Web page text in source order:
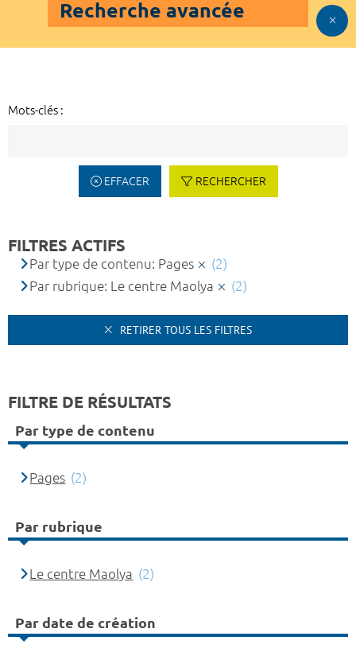
Recherche avancée
Mots-clés :
EFFACER RECHERCHER
FILTRES ACTIFS
Par type de contenu: Pages
(2)
Par rubrique: Le centre Maolya
(2)
RETIRER TOUS LES FILTRES
FILTRE DE RÉSULTATS
Par type de contenu
Pages (2)
Par rubrique
Le centre Maolya (2)
Par date de création